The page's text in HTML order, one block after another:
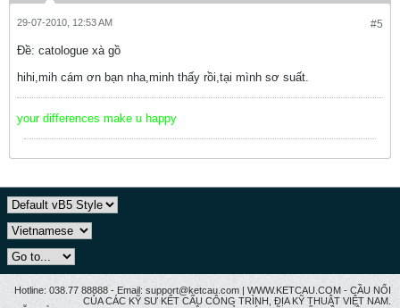
#5
29-07-2010, 12:53 AM
Ðề: catologue xà gồ
hihi,mih cám ơn bạn nha,minh thấy rồi,tại mình sơ suất.
your differences make u happy
Hotline: 038.77 88888 - Email: support@ketcau.com | WWW.KETCAU.COM - CẦU NỐI
CỦA CÁC KỸ SƯ KẾT CẤU CÔNG TRÌNH, ĐỊA KỸ THUẬT VIỆT NAM.